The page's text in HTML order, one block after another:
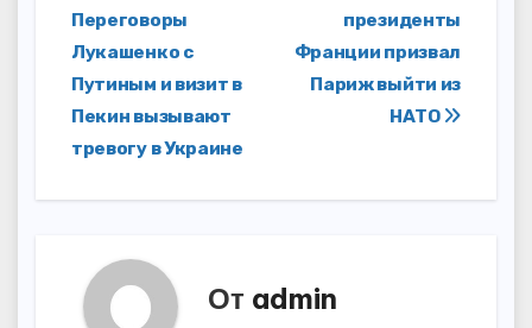
по
записям
президенты
Франции призвал
Париж выйти из
НАТО
Переговоры
Лукашенко с
Путиным и визит в
Пекин вызывают
тревогу в Украине
От admin